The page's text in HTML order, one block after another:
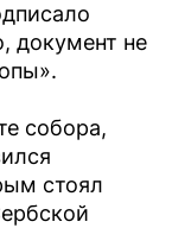
документ не
собора,
стоял